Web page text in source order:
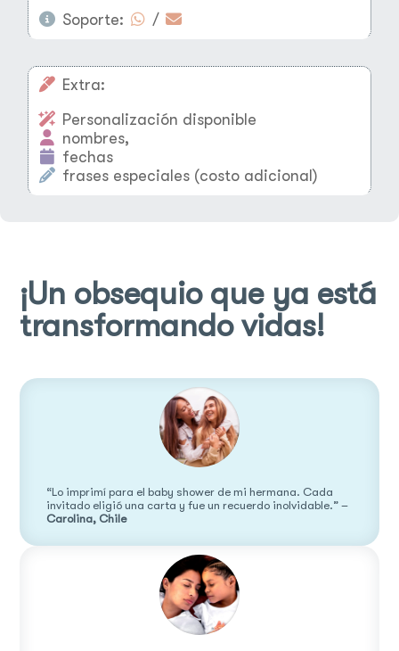
Soporte:
/
Extra:
Personalización disponible
nombres,
fechas
frases especiales (costo adicional)
¡Un obsequioque ya está
transformando vidas!
“Lo imprimí para el baby shower de mi hermana. Cada
invitado eligió una carta y fue un recuerdo inolvidable.” –
Carolina, Chile